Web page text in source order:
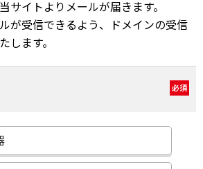
サイトよりメールが届きます。
が受信できるよう、ドメインの受信
します。
必須